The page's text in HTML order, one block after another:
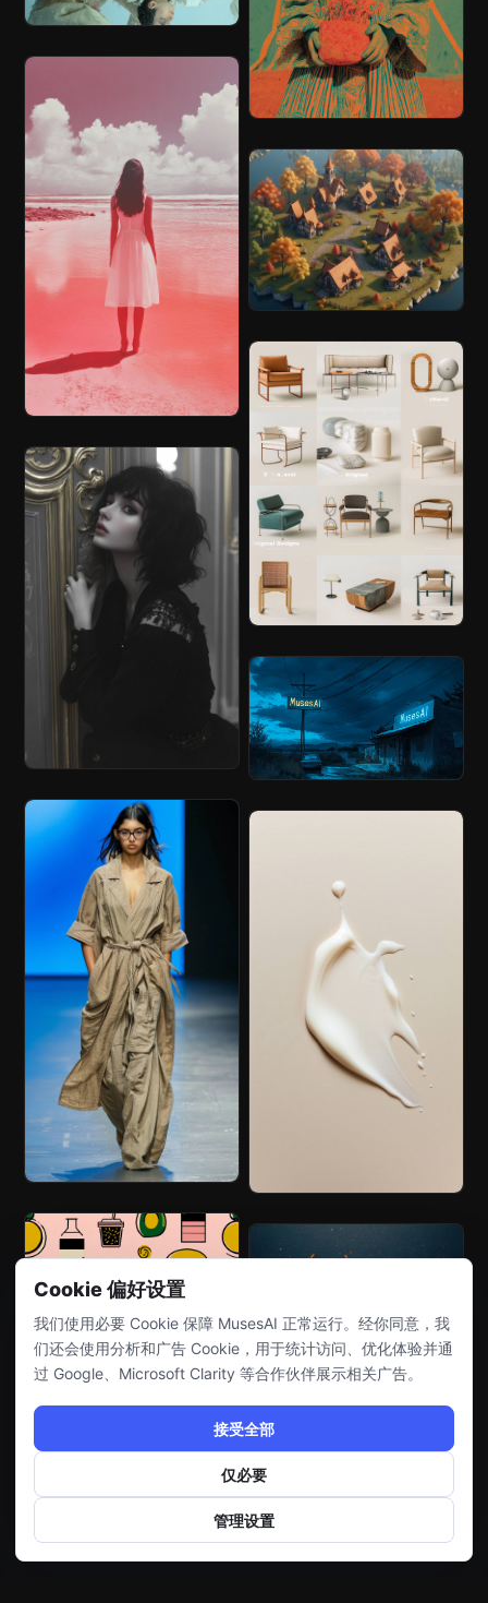
Cookie 偏好设置
我们使用必要 Cookie 保障 MusesAI 正常运行。经你同意，我
们还会使用分析和广告 Cookie，用于统计访问、优化体验并通
过 Google、Microsoft Clarity 等合作伙伴展示相关广告。
接受全部
仅必要
管理设置